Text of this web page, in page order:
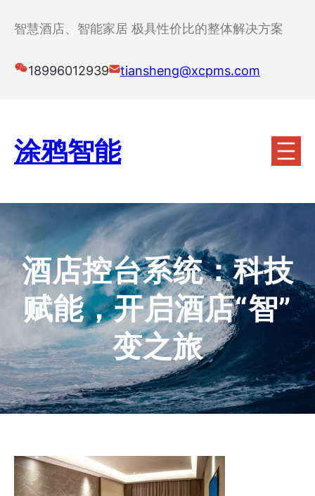
智慧酒店、智能家居 极具性价比的整体解决方案
18996012939 tiansheng@xcpms.com
涂鸦智能
酒店控台系统：科技
赋能，开启酒店“智”
变之旅